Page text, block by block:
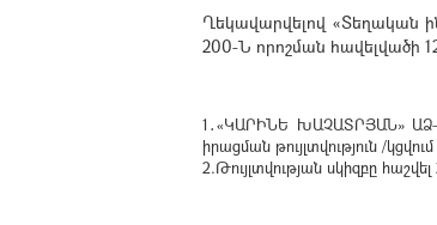
Ղեկավարվելով «Տեղական
200-Ն որոշման հավելվածի
1․«ԿԱՐԻՆԵ ԽԱՉԱՏՐՅԱՆ» ԱՁ-
իրացման թույլտվություն /
2.Թույլտվության սկիզբը